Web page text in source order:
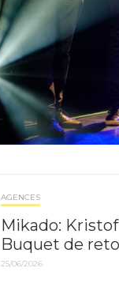
AGENCES
Mikado:
Buquet de
25/06/2026